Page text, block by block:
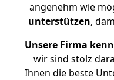
angenehm wie
unterstützen,
Unsere Firma
wir sind stolz
Ihnen die beste